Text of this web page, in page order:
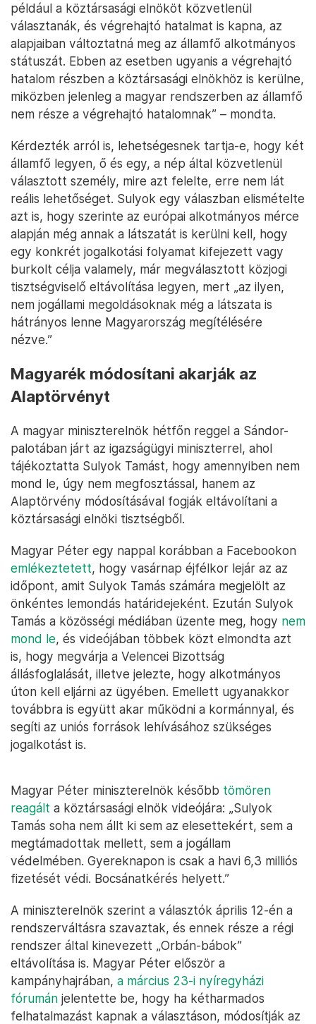
például a köztársasági elnököt közvetlenül
választanák, és végrehajtó hatalmat is kapna, az
alapjaiban változtatná meg az államfő alkotmányos
státuszát. Ebben az esetben ugyanis a végrehajtó
hatalom részben a köztársasági elnökhöz is kerülne,
miközben jelenleg a magyar rendszerben az államfő
nem része a végrehajtó hatalomnak” – mondta.
Kérdezték arról is, lehetségesnek tartja-e, hogy két
államfő legyen, ő és egy, a nép által közvetlenül
választott személy, mire azt felelte, erre nem lát
reális lehetőséget. Sulyok egy válaszban elismételte
azt is, hogy szerinte az európai alkotmányos mérce
alapján még annak a látszatát is kerülni kell, hogy
egy konkrét jogalkotási folyamat kifejezett vagy
burkolt célja valamely, már megválasztott közjogi
tisztségviselő eltávolítása legyen, mert „az ilyen,
nem jogállami megoldásoknak még a látszata is
hátrányos lenne Magyarország megítélésére
nézve.”
Magyarék módosítani akarják az
Alaptörvényt
A magyar miniszterelnök hétfőn reggel a Sándor-
palotában járt az igazságügyi miniszterrel, ahol
tájékoztatta Sulyok Tamást, hogy amennyiben nem
mond le, úgy nem megfosztással, hanem az
Alaptörvény módosításával fogják eltávolítani a
köztársasági elnöki tisztségből.
Magyar Péter egy nappal korábban a Facebookon
emlékeztetett, hogy vasárnap éjfélkor lejár az az
időpont, amit Sulyok Tamás számára megjelölt az
önkéntes lemondás határidejeként. Ezután Sulyok
Tamás a közösségi médiában üzente meg, hogy nem
mond le, és videójában többek közt elmondta azt
is, hogy megvárja a Velencei Bizottság
állásfoglalását, illetve jelezte, hogy alkotmányos
úton kell eljárni az ügyében. Emellett ugyanakkor
továbbra is együtt akar működni a kormánnyal, és
segíti az uniós források lehívásához szükséges
jogalkotást is.
Magyar Péter miniszterelnök később tömören
reagált a köztársasági elnök videójára: „Sulyok
Tamás soha nem állt ki sem az elesettekért, sem a
megtámadottak mellett, sem a jogállam
védelmében. Gyereknapon is csak a havi 6,3 milliós
fizetését védi. Bocsánatkérés helyett.”
A miniszterelnök szerint a választók április 12-én a
rendszerváltásra szavaztak, és ennek része a régi
rendszer által kinevezett „Orbán-bábok”
eltávolítása is. Magyar Péter először a
kampányhajrában, a március 23-i nyíregyházi
fórumán jelentette be, hogy ha kétharmados
felhatalmazást kapnak a választáson, módosítják az